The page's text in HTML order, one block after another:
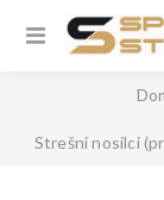
Strešni nosilci